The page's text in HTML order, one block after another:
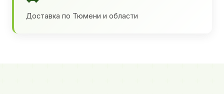
Доставка по Тюмени и области